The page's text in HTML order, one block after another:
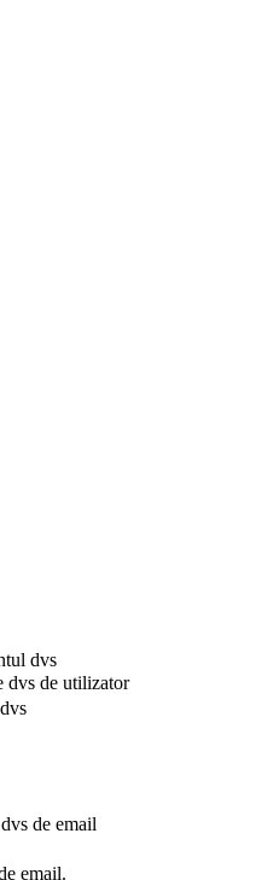
dvs
dvs de utilizator
de email
email.